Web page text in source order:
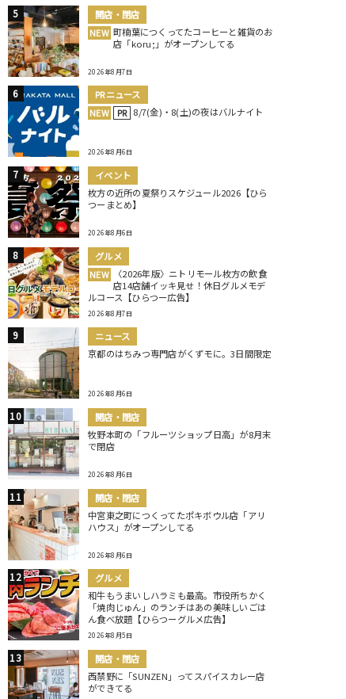
開店・閉店
NEW 町楠葉につくってたコーヒーと雑貨のお
店「koru;」がオープンしてる
2026年8月7日
PRニュース
NEW
PR 8/7(金)・8(土)の夜はバルナイト
2026年8月6日
イベント
枚方の近所の夏祭りスケジュール2026【ひら
つーまとめ】
2026年8月6日
グルメ
NEW
〈2026年版〉ニトリモール枚方の飲食
店14店舗イッキ見せ！休日グルメモデ
ルコース【ひらつー広告】
2026年8月7日
ニュース
京都のはちみつ専門店がくずモに。3日間限定
2026年8月6日
開店・閉店
牧野本町の「フルーツショップ日高」が8月末
で閉店
2026年8月6日
開店・閉店
中宮東之町につくってたポキボウル店「アリ
ハウス」がオープンしてる
2026年8月6日
グルメ
和牛もうまいしハラミも最高。市役所ちかく
「焼肉じゅん」のランチはあの美味しいごは
ん食べ放題【ひらつーグルメ広告】
2026年8月5日
開店・閉店
西禁野に「SUNZEN」ってスパイスカレー店
ができてる